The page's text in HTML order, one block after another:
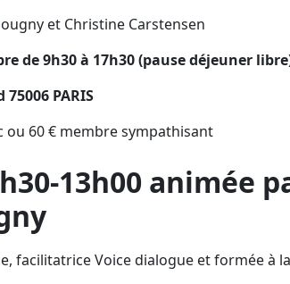
et Christine Carstensen
de 9h30 à 17h30 (pause déjeuner
PARIS
ou 60 € membre sympathisant
13h00 animée
facilitatrice Voice dialogue et formée à